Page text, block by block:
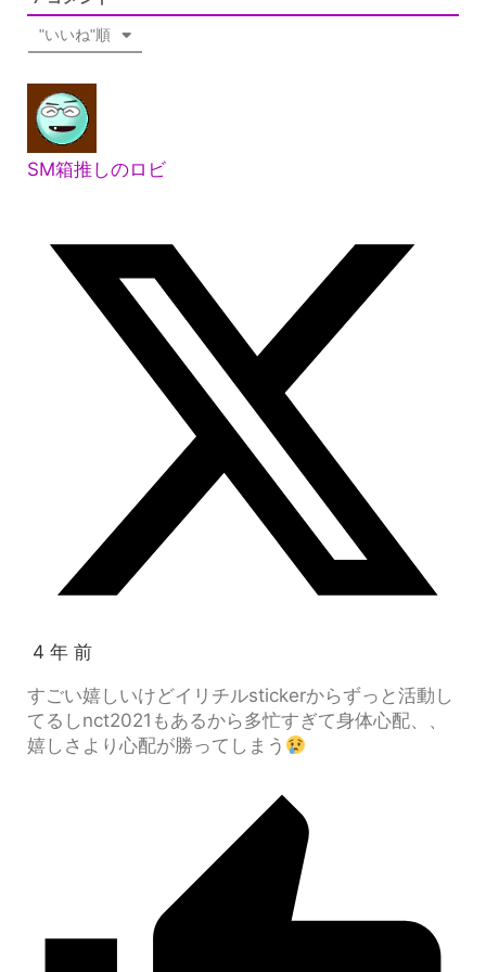
"いいね"順
SM箱推しのロビ
4 年 前
すごい嬉しいけどイリチルstickerからずっと活動し
てるしnct2021もあるから多忙すぎて身体心配、、
嬉しさより心配が勝ってしまう